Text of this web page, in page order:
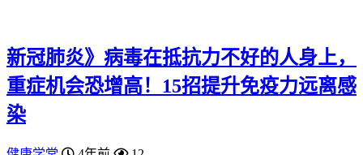
新冠肺炎》病毒在抵抗力不好的人身上，
重症机会恐增高！15招提升免疫力远离感
染